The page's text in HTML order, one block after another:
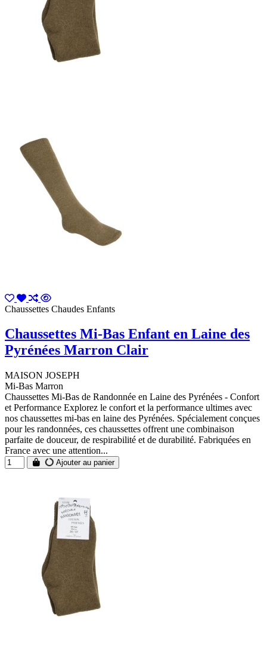
Chaussettes Chaudes Enfants
Chaussettes Mi-Bas Enfant en Laine des
Pyrénées Marron Clair
MAISON JOSEPH
Mi-Bas Marron
Chaussettes Mi-Bas de Randonnée en Laine des Pyrénées - Confort
et Performance Explorez le confort et la performance ultimes avec
nos chaussettes mi-bas en laine des Pyrénées. Spécialement conçues
pour les randonnées, ces chaussettes offrent une combinaison
parfaite de douceur, de respirabilité et de durabilité. Fabriquées en
France avec une attention...
Ajouter au panier